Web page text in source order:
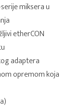
miksera u
etherCON
adaptera
opremom koja